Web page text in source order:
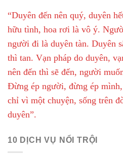
“Duyên đến nên quý, duyên
hữu tình, hoa rơi là vô ý.
người đi là duyên tàn. Duyên
thì tan. Vạn pháp do duyên,
nên đến thì sẽ đến, người
Đừng ép người, đừng ép
chỉ vì một chuyện, sống trên
duyên”.
10 DỊCH VỤ NỔI TRỘI